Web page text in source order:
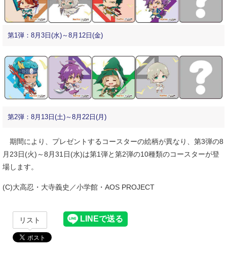
第1弾：8月3日(水)～8月12日(金)
第2弾：8月13日(土)～8月22日(月)
期間により、プレゼントするコースターの絵柄が異なり、第3弾の8
月23日(火)～8月31日(水)は第1弾と第2弾の10種類のコースターが登
場します。
(C)大高忍・大寺義史／小学館・AOS PROJECT
リスト